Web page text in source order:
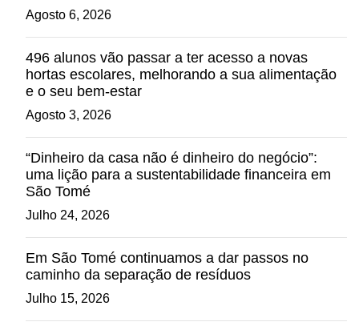
Agosto 6, 2026
496 alunos vão passar a ter acesso a novas
hortas escolares, melhorando a sua alimentação
e o seu bem-estar
Agosto 3, 2026
“Dinheiro da casa não é dinheiro do negócio”:
uma lição para a sustentabilidade financeira em
São Tomé
Julho 24, 2026
Em São Tomé continuamos a dar passos no
caminho da separação de resíduos
Julho 15, 2026